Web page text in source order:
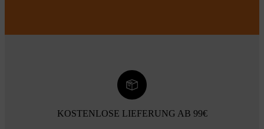
KOSTENLOSE LIEFERUNG AB 99€